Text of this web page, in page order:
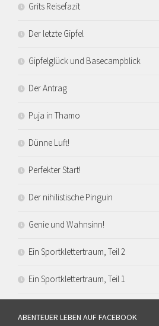
Grits Reisefazit
Der letzte Gipfel
Gipfelglück und Basecampblick
Der Antrag
Puja in Thamo
Dünne Luft!
Perfekter Start!
Der nihilistische Pinguin
Genie und Wahnsinn!
Ein Sportklettertraum, Teil 2
Ein Sportklettertraum, Teil 1
ABENTEUER LEBEN AUF FACEBOOK